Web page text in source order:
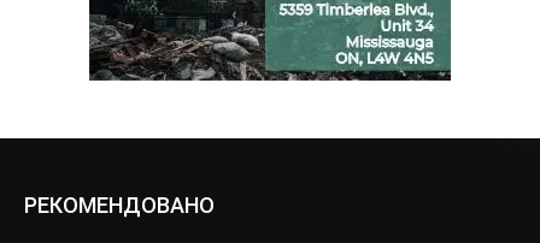
РЕКОМЕНДОВАНО